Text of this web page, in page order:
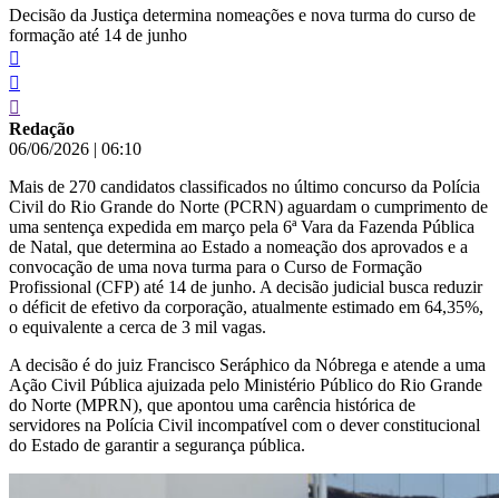
Decisão da Justiça determina nomeações e nova turma do curso de
formação até 14 de junho
Redação
06/06/2026 | 06:10
Mais de 270 candidatos classificados no último concurso da Polícia
Civil do Rio Grande do Norte (PCRN) aguardam o cumprimento de
uma sentença expedida em março pela 6ª Vara da Fazenda Pública
de Natal, que determina ao Estado a nomeação dos aprovados e a
convocação de uma nova turma para o Curso de Formação
Profissional (CFP) até 14 de junho. A decisão judicial busca reduzir
o déficit de efetivo da corporação, atualmente estimado em 64,35%,
o equivalente a cerca de 3 mil vagas.
A decisão é do juiz Francisco Seráphico da Nóbrega e atende a uma
Ação Civil Pública ajuizada pelo Ministério Público do Rio Grande
do Norte (MPRN), que apontou uma carência histórica de
servidores na Polícia Civil incompatível com o dever constitucional
do Estado de garantir a segurança pública.